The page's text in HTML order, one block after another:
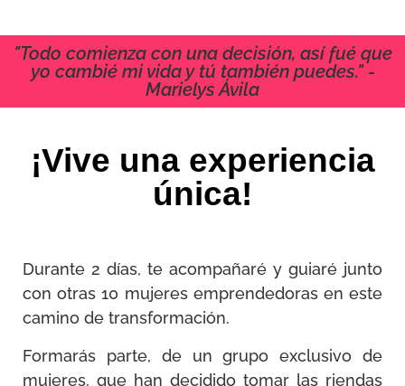
"Todo comienza con una decisión, así fué que
yo cambié mi vida y tú también puedes." -
Marielys Ávila
¡Vive una experiencia
única!
Durante 2 días, te acompañaré y guiaré junto
con otras 10 mujeres emprendedoras en este
camino de transformación.
Formarás parte, de un grupo exclusivo de
mujeres, que han decidido tomar las riendas